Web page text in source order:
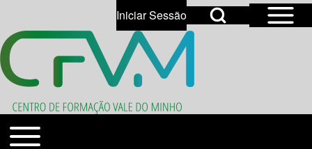
Close search
Search
Open Sidebar
Open Search Block
User account menu
Iniciar SessãoOpen login dialog
Temas
Toggle main menu